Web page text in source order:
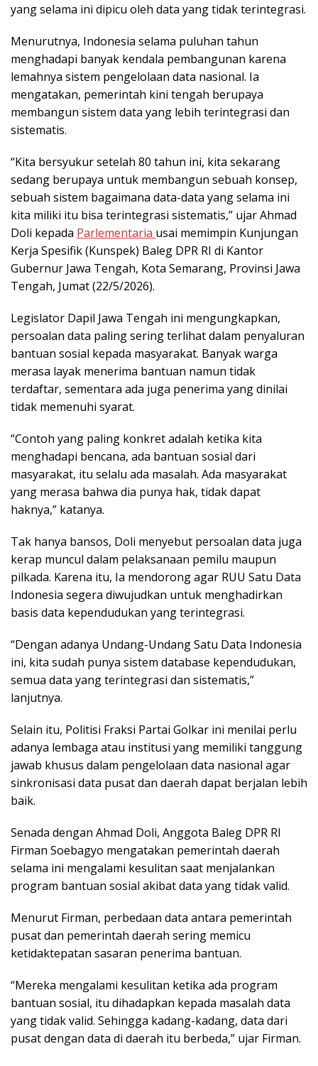
yang selama ini dipicu oleh data yang tidak terintegrasi.
Menurutnya, Indonesia selama puluhan tahun
menghadapi banyak kendala pembangunan karena
lemahnya sistem pengelolaan data nasional. Ia
mengatakan, pemerintah kini tengah berupaya
membangun sistem data yang lebih terintegrasi dan
sistematis.
“Kita bersyukur setelah 80 tahun ini, kita sekarang
sedang berupaya untuk membangun sebuah konsep,
sebuah sistem bagaimana data-data yang selama ini
kita miliki itu bisa terintegrasi sistematis,” ujar Ahmad
Doli kepada Parlementaria usai memimpin Kunjungan
Kerja Spesifik (Kunspek) Baleg DPR RI di Kantor
Gubernur Jawa Tengah, Kota Semarang, Provinsi Jawa
Tengah, Jumat (22/5/2026).
Legislator Dapil Jawa Tengah ini mengungkapkan,
persoalan data paling sering terlihat dalam penyaluran
bantuan sosial kepada masyarakat. Banyak warga
merasa layak menerima bantuan namun tidak
terdaftar, sementara ada juga penerima yang dinilai
tidak memenuhi syarat.
“Contoh yang paling konkret adalah ketika kita
menghadapi bencana, ada bantuan sosial dari
masyarakat, itu selalu ada masalah. Ada masyarakat
yang merasa bahwa dia punya hak, tidak dapat
haknya,” katanya.
Tak hanya bansos, Doli menyebut persoalan data juga
kerap muncul dalam pelaksanaan pemilu maupun
pilkada. Karena itu, Ia mendorong agar RUU Satu Data
Indonesia segera diwujudkan untuk menghadirkan
basis data kependudukan yang terintegrasi.
“Dengan adanya Undang-Undang Satu Data Indonesia
ini, kita sudah punya sistem database kependudukan,
semua data yang terintegrasi dan sistematis,”
lanjutnya.
Selain itu, Politisi Fraksi Partai Golkar ini menilai perlu
adanya lembaga atau institusi yang memiliki tanggung
jawab khusus dalam pengelolaan data nasional agar
sinkronisasi data pusat dan daerah dapat berjalan lebih
baik.
Senada dengan Ahmad Doli, Anggota Baleg DPR RI
Firman Soebagyo mengatakan pemerintah daerah
selama ini mengalami kesulitan saat menjalankan
program bantuan sosial akibat data yang tidak valid.
Menurut Firman, perbedaan data antara pemerintah
pusat dan pemerintah daerah sering memicu
ketidaktepatan sasaran penerima bantuan.
“Mereka mengalami kesulitan ketika ada program
bantuan sosial, itu dihadapkan kepada masalah data
yang tidak valid. Sehingga kadang-kadang, data dari
pusat dengan data di daerah itu berbeda,” ujar Firman.